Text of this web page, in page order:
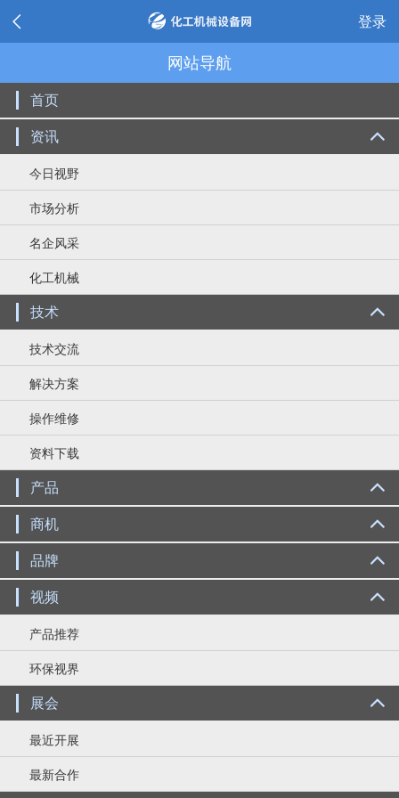
登录
网站导航
首页
资讯
今日视野
市场分析
名企风采
化工机械
技术
技术交流
解决方案
操作维修
资料下载
产品
商机
品牌
视频
产品推荐
环保视界
展会
最近开展
最新合作